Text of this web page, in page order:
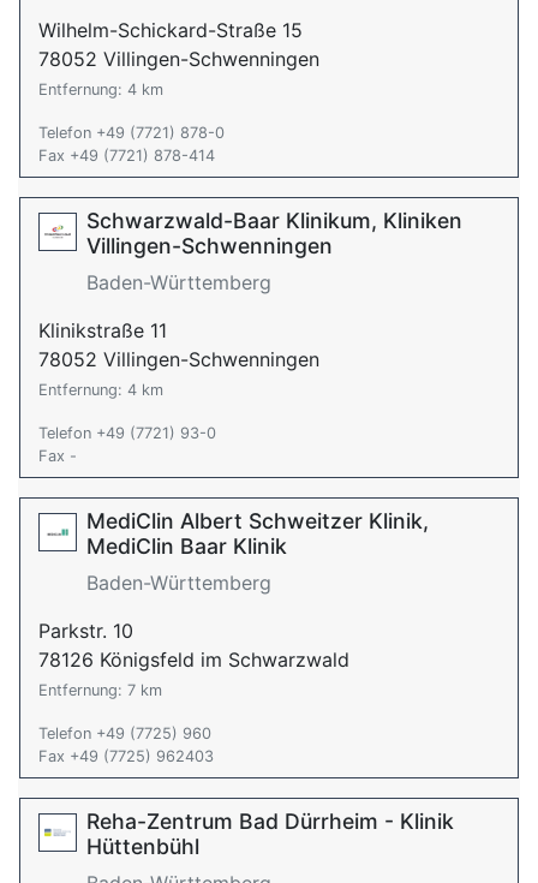
Wilhelm-Schickard-Straße 15
78052 Villingen-Schwenningen
Entfernung: 4 km
Telefon +49 (7721) 878-0
Fax +49 (7721) 878-414
Schwarzwald-Baar Klinikum, Kliniken
Villingen-Schwenningen
Baden-Württemberg
Klinikstraße 11
78052 Villingen-Schwenningen
Entfernung: 4 km
Telefon +49 (7721) 93-0
Fax -
MediClin Albert Schweitzer Klinik,
MediClin Baar Klinik
Baden-Württemberg
Parkstr. 10
78126 Königsfeld im Schwarzwald
Entfernung: 7 km
Telefon +49 (7725) 960
Fax +49 (7725) 962403
Reha-Zentrum Bad Dürrheim - Klinik
Hüttenbühl